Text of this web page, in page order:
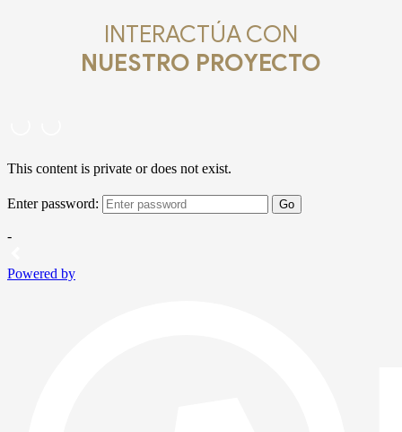
INTERACTÚA CON
NUESTRO PROYECTO